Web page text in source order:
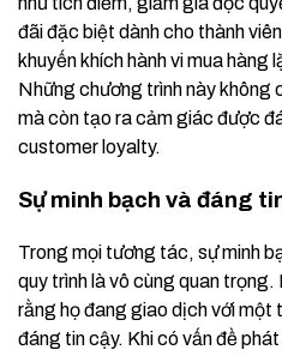
đãi đặc biệt dành cho thành
khuyến khích hành vi mua hàng
Những chương trình này không
mà còn tạo ra cảm giác được
customer loyalty.
Sự minh bạch và đáng
Trong mọi tương tác, sự minh
quy trình là vô cùng quan
rằng họ đang giao dịch với một
đáng tin cậy. Khi có vấn đề